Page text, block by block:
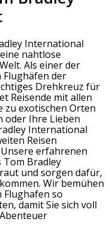
International
nahtlose
Als einer der
der
Drehkreuz für
Reisende mit allen
zu exotischen Orten
oder Ihre Lieben
International
Reisen
erfahrenen
Tom Bradley
und sorgen dafür,
Wir bemühen
so
damit Sie sich voll